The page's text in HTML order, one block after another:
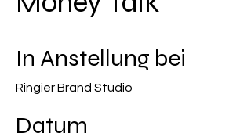
In Anstellung bei
Ringier Brand Studio
Datum